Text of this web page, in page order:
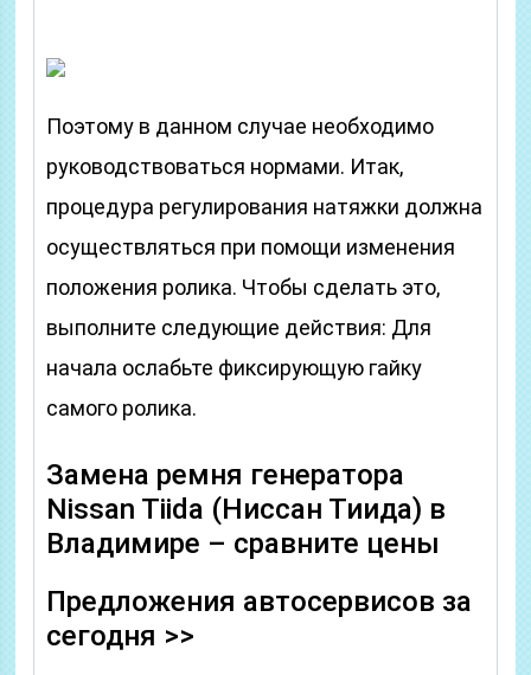
Поэтому в данном случае необходимо
руководствоваться нормами. Итак,
процедура регулирования натяжки должна
осуществляться при помощи изменения
положения ролика. Чтобы сделать это,
выполните следующие действия: Для
начала ослабьте фиксирующую гайку
самого ролика.
Замена ремня генератора
Nissan Tiida (Ниссан Тиида) в
Владимире – сравните цены
Предложения автосервисов за
сегодня >>